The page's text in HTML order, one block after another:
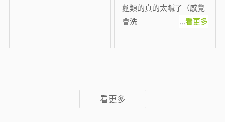
麵類的真的太鹹了（感覺
會洗
...看更多
看更多